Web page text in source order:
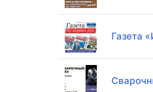
Газета